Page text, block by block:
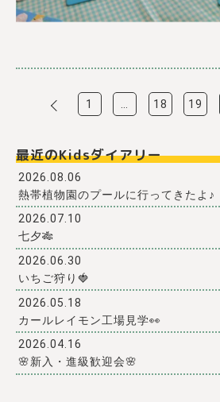
1 … 18 19
最近のKidsダイアリー
2026.08.06
熱帯植物園のプールに行ってきたよ♪
2026.07.10
七夕🎋
2026.06.30
いちご狩り🍓
2026.05.18
カールレイモン工場見学👀
2026.04.16
🌸新入・進級歓迎会🌸